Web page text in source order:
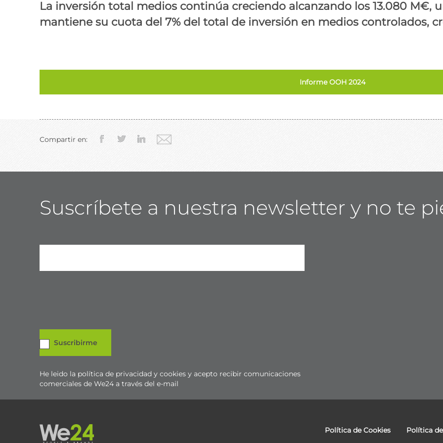
La inversión total medios continúa creciendo alcanzando los 13.080 M€,
mantiene su cuota del 7% del total de inversión en medios controlados,
Informe OOH 2024
Compartir en:
Suscríbete a nuestra newsletter y no te
He leido la política de privacidad y cookies y acepto recibir comunicaciones
comerciales de We24 a través del e-mail
Política de Cookies Política